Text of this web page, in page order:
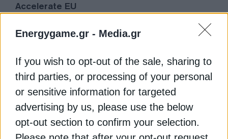
Energygame.gr - Media.gr
If you wish to opt-out of the sale, sharing to
third parties, or processing of your personal
or sensitive information for targeted
advertising by us, please use the below
opt-out section to confirm your selection.
Accelerate EU
Παρέμβαση ΣΕΦ στη διαβούλευση για τις ΑΠΕ –
ΣΥΝΔΕΣΜΟΣ ΕΤΑΙΡΕΙΩΝ ΦΩΤΟΒΟΛΤΑΪΚΩΝ (ΣΕΦ)
ΥΠΟΥΡΓΕΙΟ ΠΕΡΙΒΑΛΛΟΝΤΟΣ ΚΑΙ ΕΝΕΡΓΕΙΑΣ (ΥΠΕΝ)
ΦΩΤΟΒΟΛΤΑΪΚΑ